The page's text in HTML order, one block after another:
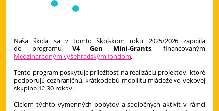
Naša škola sa v tomto školskom roku 2025/2026 zapojila
do programu V4 Gen Mini-Grants, financovaným
Medzinárodným vyšehradským fondom.
Tento program poskytuje príležitosť na realizáciu projektov, ktoré
podporujú cezhraničnú, krátkodobú mobilitu mládeže vo vekovej
skupine 12-30 rokov.
Cieľom týchto výmenných pobytov a spoločných aktivít v rámci